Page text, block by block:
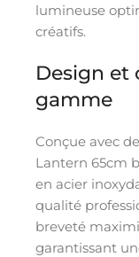
lumineuse
créatifs.
Design et
gamme
Conçue avec
Lantern 65cm
en acier
qualité
breveté
garantissant